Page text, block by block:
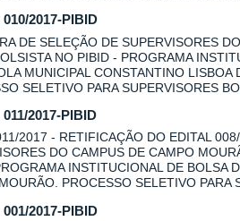
2017-PIBID
DE SELEÇÃO DE SUPERVISORES
NO PIBID - PROGRAMA
MUNICIPAL CONSTANTINO
SELETIVO PARA SUPERVISORES
2017-PIBID
2017 - RETIFICAÇÃO DO EDITAL
DO CAMPUS DE CAMPO
INSTITUCIONAL DE BOLSA
PROCESSO SELETIVO PARA
2017-PIBID